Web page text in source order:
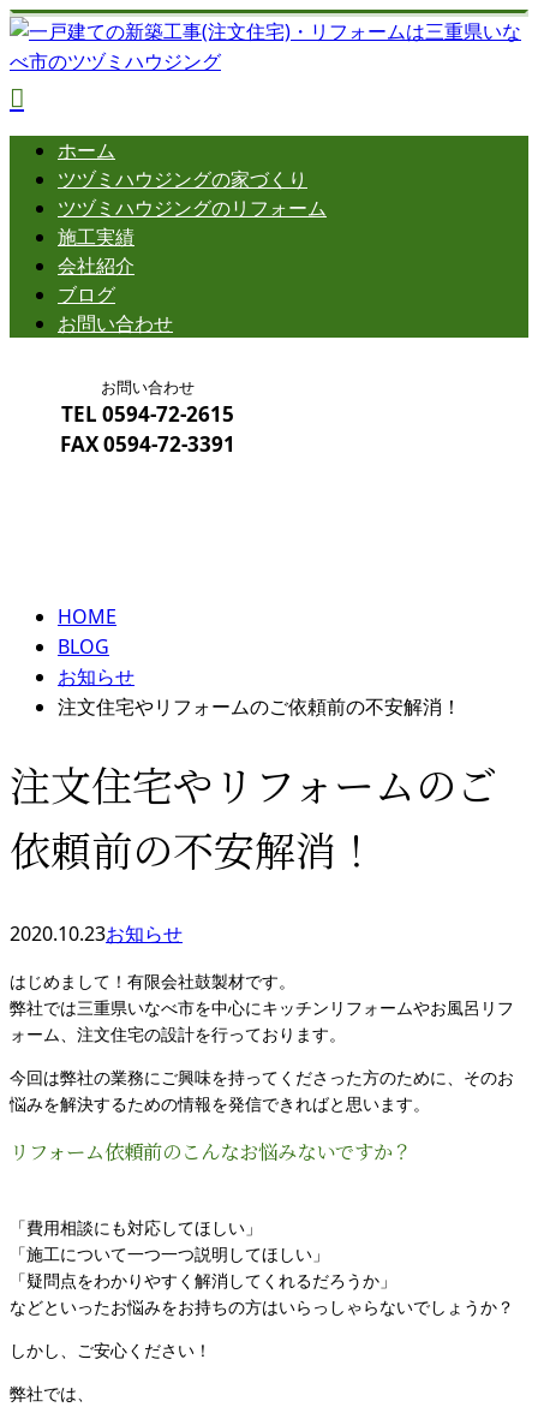
ホーム
ツヅミハウジングの家づくり
ツヅミハウジングのリフォーム
施工実績
会社紹介
ブログ
お問い合わせ
お問い合わせ
TEL 0594-72-2615
FAX0594-72-3391
HOME
BLOG
お知らせ
注文住宅やリフォームのご依頼前の不安解消！
注文住宅やリフォームのご
依頼前の不安解消！
2020.10.23お知らせ
はじめまして！有限会社鼓製材です。
弊社では三重県いなべ市を中心にキッチンリフォームやお風呂リフ
ォーム、注文住宅の設計を行っております。
今回は弊社の業務にご興味を持ってくださった方のために、そのお
悩みを解決するための情報を発信できればと思います。
リフォーム依頼前のこんなお悩みないですか？
「費用相談にも対応してほしい」
「施工について一つ一つ説明してほしい」
「疑問点をわかりやすく解消してくれるだろうか」
などといったお悩みをお持ちの方はいらっしゃらないでしょうか？
しかし、ご安心ください！
弊社では、